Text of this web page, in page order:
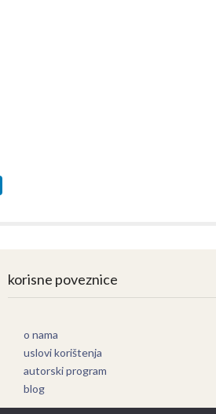
korisne poveznice
o nama
uslovi korištenja
autorski program
blog